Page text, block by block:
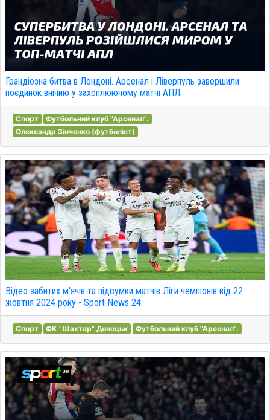
Грандіозна битва в Лондоні. Арсенал і Ліверпуль завершили
поєдинок внічию у захоплюючому матчі АПЛ.
Спорт
Футбольний клуб "Арсенал".
Олександр Зінченко (футболіст)
Відео забитих м'ячів та підсумки матчів Ліги чемпіонів від 22
жовтня 2024 року - Sport News 24.
Спорт ФК "Шахтар" Донецьк Футбольний клуб "Арсенал".